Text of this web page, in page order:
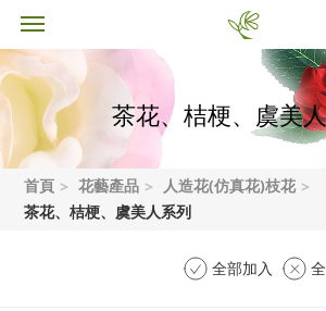
茶花、桔梗、虞美
首頁 花藝產品
人造花(仿真花)枝花
茶花、桔梗、虞美人系列
全部加入